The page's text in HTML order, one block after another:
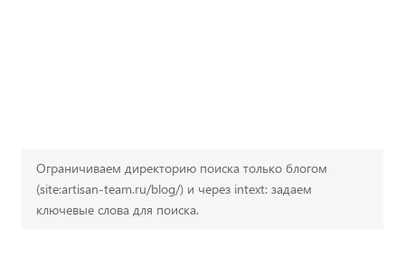
Ограничиваем директорию поиска только блогом
(site:artisan-team.ru/blog/) и через intext: задаем
ключевые слова для поиска.